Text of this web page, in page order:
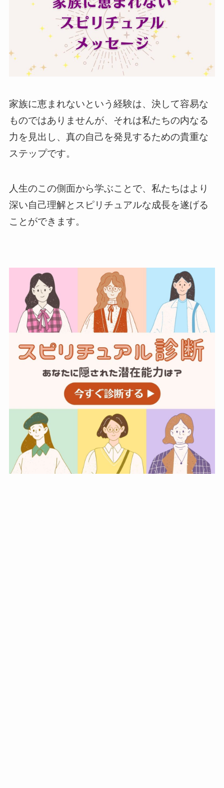
家族に恵まれないという経験は、決して容易な
ものではありませんが、それは私たちの内なる
力を見出し、真の自己を発見するための貴重な
ステップです。
人生のこの側面から学ぶことで、私たちはより
深い自己理解とスピリチュアルな成長を遂げる
ことができます。